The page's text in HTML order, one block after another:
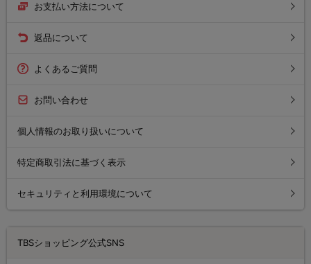
お支払い方法について
返品について
よくあるご質問
お問い合わせ
個人情報のお取り扱いについて
特定商取引法に基づく表示
セキュリティと利用環境について
TBSショッピング公式SNS